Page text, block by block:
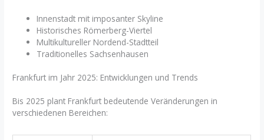
Innenstadt mit imposanter Skyline
Historisches Römerberg-Viertel
Multikultureller Nordend-Stadtteil
Traditionelles Sachsenhausen
Frankfurt im Jahr 2025: Entwicklungen und Trends
Bis 2025 plant Frankfurt bedeutende Veränderungen in
verschiedenen Bereichen: